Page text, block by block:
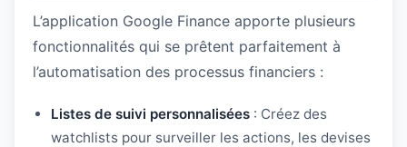
L’application Google Finance apporte plusieurs
fonctionnalités qui se prêtent parfaitement à
l’automatisation des processus financiers :
Listes de suivi personnalisées : Créez des
watchlists pour surveiller les actions, les devises